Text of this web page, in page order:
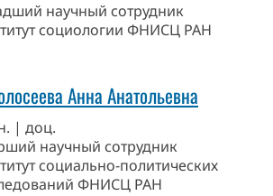
научный сотрудник
социологии ФНИСЦ РАН
Анна Анатольевна
| доц.
научный сотрудник
социально-политических
ФНИСЦ РАН